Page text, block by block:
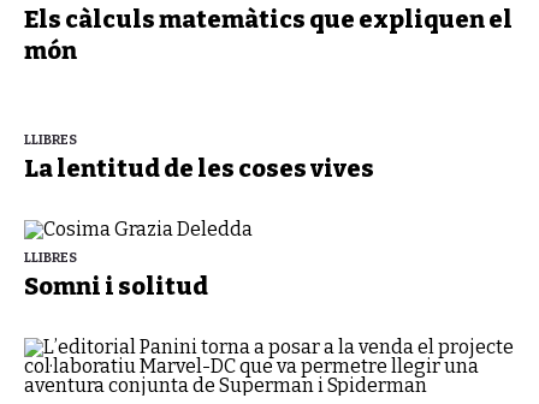
Els càlculs matemàtics que expliquen el
món
LLIBRES
La lentitud de les coses vives
LLIBRES
Somni i solitud